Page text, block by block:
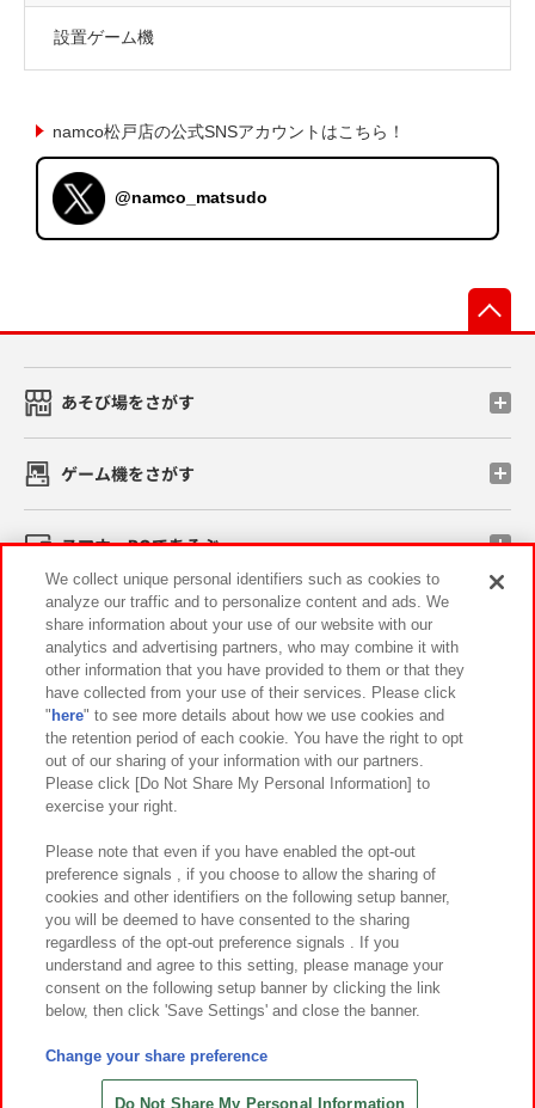
設置ゲーム機
namco松戸店の公式SNSアカウントはこちら！
@namco_matsudo
あそび場をさがす
ゲーム機をさがす
スマホ・PCであそぶ
イベント・キャンペーン
関連会社 サステナビリティ サイトポリシー
プライバシーポリシー ウェブアクセシビリティ方針と検証結果
お取引先さまとともに
カスタマーハラスメント対応方針 よくあるご質問・お問い合わせ
©Bandai Namco Amusement Inc.
©Bandai Namco Amusement Lab Inc.
©HANAYASHIKI Co., Ltd. All Rights Reserved.
We collect unique personal identifiers such as cookies to
analyze our traffic and to personalize content and ads. We
share information about your use of our website with our
analytics and advertising partners, who may combine it with
other information that you have provided to them or that they
have collected from your use of their services. Please click
" here" to see more details about how we use cookies and
the retention period of each cookie. You have the right to opt
out of our sharing of your information with our partners.
Please click [Do Not Share My Personal Information] to
exercise your right.
Please note that even if you have enabled the opt-out
preference signals , if you choose to allow the sharing of
cookies and other identifiers on the following setup banner,
you will be deemed to have consented to the sharing
regardless of the opt-out preference signals . If you
understand and agree to this setting, please manage your
consent on the following setup banner by clicking the link
below, then click 'Save Settings' and close the banner.
Change your share preference
Do Not Share My Personal Information